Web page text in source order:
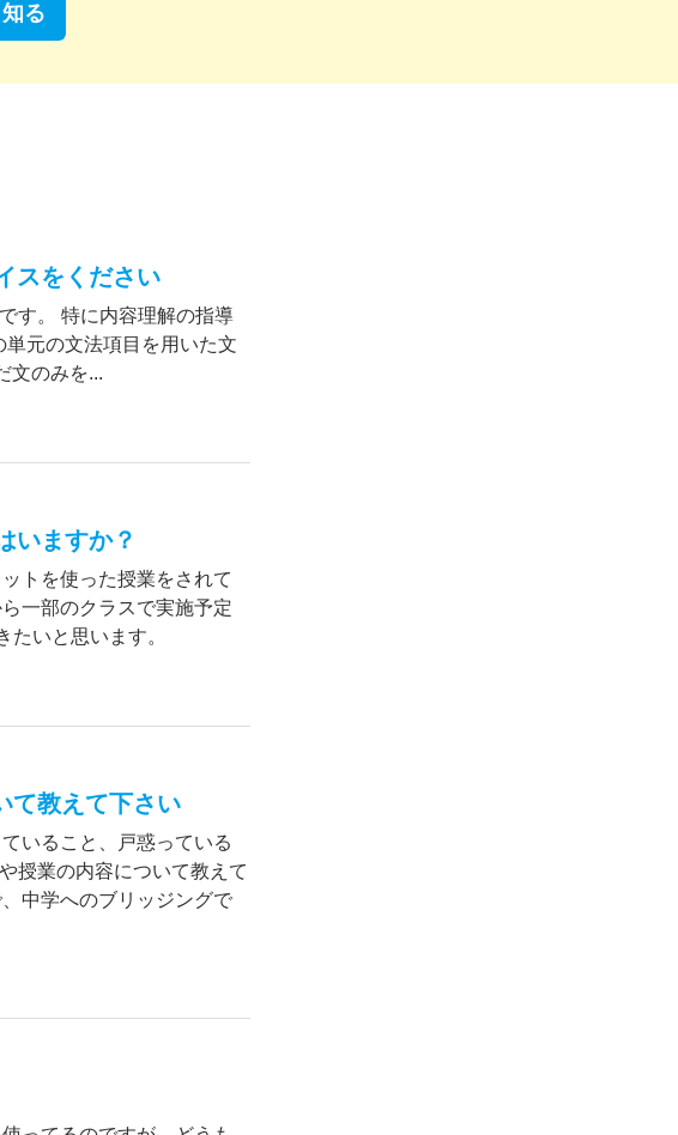
る
スをください
す。 特に内容理解の指導
元の文法項目を用いた文
文のみを...
いますか？
トを使った授業をされて
一部のクラスで実施予定
いと思います。
て教えて下さい
いること、戸惑っている
授業の内容について教えて
中学へのブリッジングで